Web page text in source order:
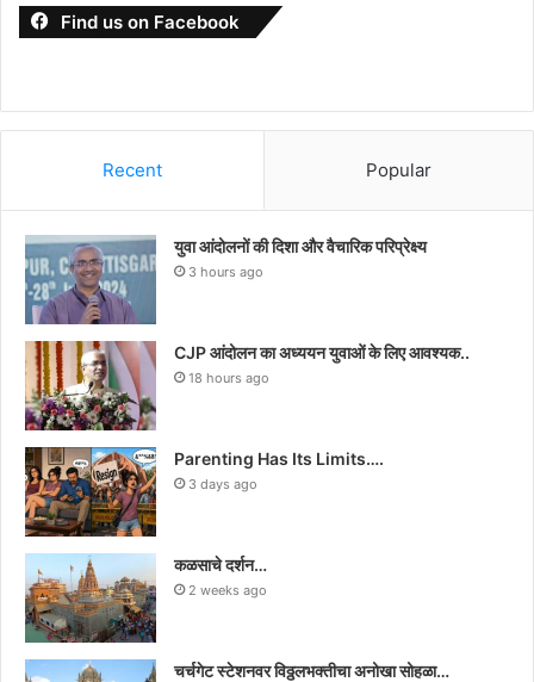
Find us on Facebook
Recent Popular
युवा आंदोलनों की दिशा और वैचारिक परिप्रेक्ष्य
3 hours ago
CJP आंदोलन का अध्ययन युवाओं के लिए आवश्यक..
18 hours ago
Parenting Has Its Limits….
3 days ago
कळसाचे दर्शन…
2 weeks ago
चर्चगेट स्टेशनवर विठ्ठलभक्तीचा अनोखा सोहळा…